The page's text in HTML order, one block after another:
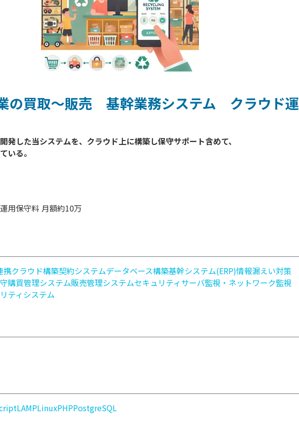
の買取～販売 基幹業務システム クラウド
発した当システムを、クラウド上に構築し保守サポート含めて、
いる。
用保守料 月額約10万
携クラウド構築契約システムデータベース構築基幹システム(ERP)情報漏えい対策
購買管理システム販売管理システムセキュリティサーバ監視・ネットワーク監視
ティシステム
LAMPLinuxPHPPostgreSQL